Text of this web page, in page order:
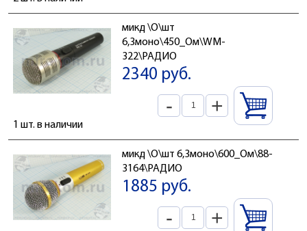
микд \O\шт
6,3моно\450_Ом\WM-
322\РАДИО
2340 руб.
- +
1 шт. в наличии
микд \O\шт 6,3моно\600_Ом\88-
3164\РАДИО
1885 руб.
- +